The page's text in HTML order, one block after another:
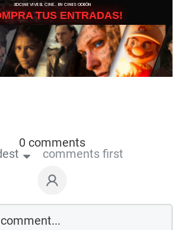
3DCINE VIVE EL CINE… EN CINES ODEÓN
TUS ENTRADAS!
0 comments
comments first